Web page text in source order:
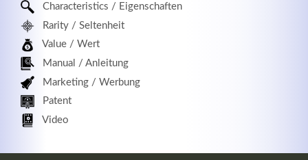
Characteristics / Eigenschaften
Rarity / Seltenheit
Value / Wert
Manual / Anleitung
Marketing / Werbung
Patent
Video